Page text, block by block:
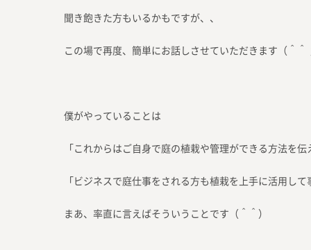
聞き飽きた方もいるかもですが、、
この場で再度、簡単にお話しさせていただきます（＾＾
僕がやっていることは
「これからはご自身で庭の植栽や管理ができる方法を伝
「ビジネスで庭仕事をされる方も植栽を上手に活用し
まあ、率直に言えばそういうことです（＾＾）